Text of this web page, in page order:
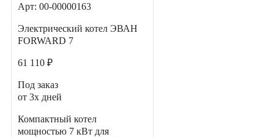
Арт: 00-00000163
Электрический котел ЭВАН
FORWARD 7
61 110 ₽
Под заказ
от 3х дней
Компактный котел
мощностью 7 кВт для